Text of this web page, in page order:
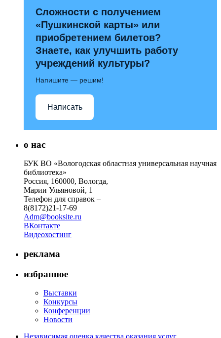
Сложности с получением
«Пушкинской карты» или
приобретением билетов?
Знаете, как улучшить работу
учреждений культуры?
Напишите — решим!
Написать
о нас
БУК ВО «Вологодская областная универсальная научная
библиотека»
Россия, 160000, Вологда,
Марии Ульяновой, 1
Телефон для справок –
8(8172)21-17-69
Adm@booksite.ru
ВКонтакте
Видеохостинг
реклама
избранное
Выставки
Конкурсы
Конференции
Новости